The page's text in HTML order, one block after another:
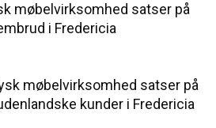
møbelvirksomhed satser på
i Fredericia
møbelvirksomhed satser på
kunder i Fredericia